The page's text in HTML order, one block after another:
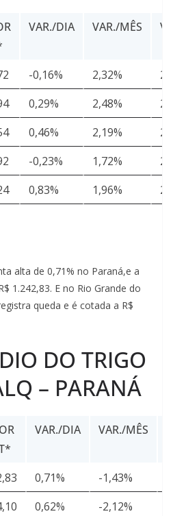
VAR./DIA VAR./MÊS
-0,16% 2,32%
0,29% 2,48%
0,46% 2,19%
-0,23% 1,72%
0,83% 1,96%
alta de 0,71% no Paraná,e a
1.242,83. E no Rio Grande do
queda e é cotada a R$
DO TRIGO
– PARANÁ
VAR./DIA VAR./MÊS
0,71% -1,43%
0,62% -2,12%